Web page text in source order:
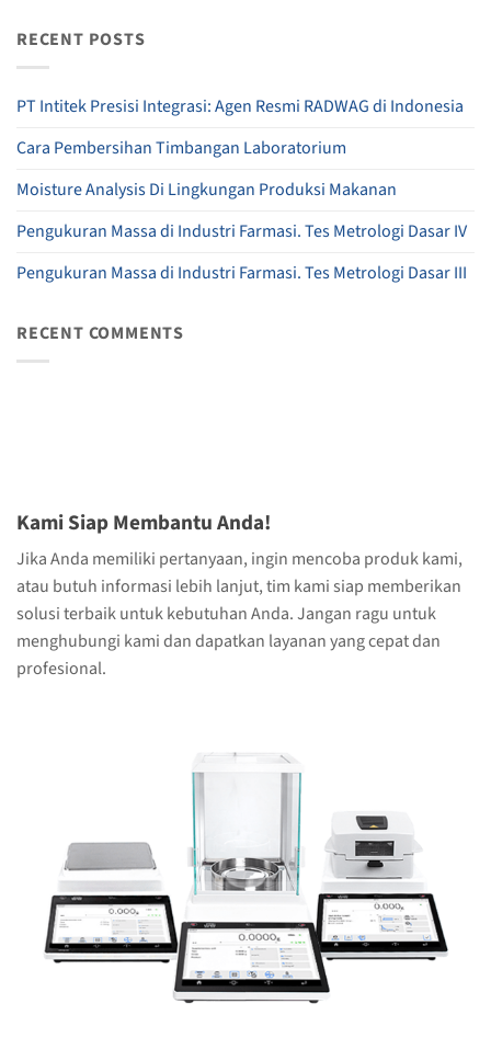
RECENT POSTS
PT Intitek Presisi Integrasi: Agen Resmi RADWAG di Indonesia
Cara Pembersihan Timbangan Laboratorium
Moisture Analysis Di Lingkungan Produksi Makanan
Pengukuran Massa di Industri Farmasi. Tes Metrologi Dasar IV
Pengukuran Massa di Industri Farmasi. Tes Metrologi Dasar III
RECENT COMMENTS
Kami Siap Membantu Anda!
Jika Anda memiliki pertanyaan, ingin mencoba produk kami,
atau butuh informasi lebih lanjut, tim kami siap memberikan
solusi terbaik untuk kebutuhan Anda. Jangan ragu untuk
menghubungi kami dan dapatkan layanan yang cepat dan
profesional.